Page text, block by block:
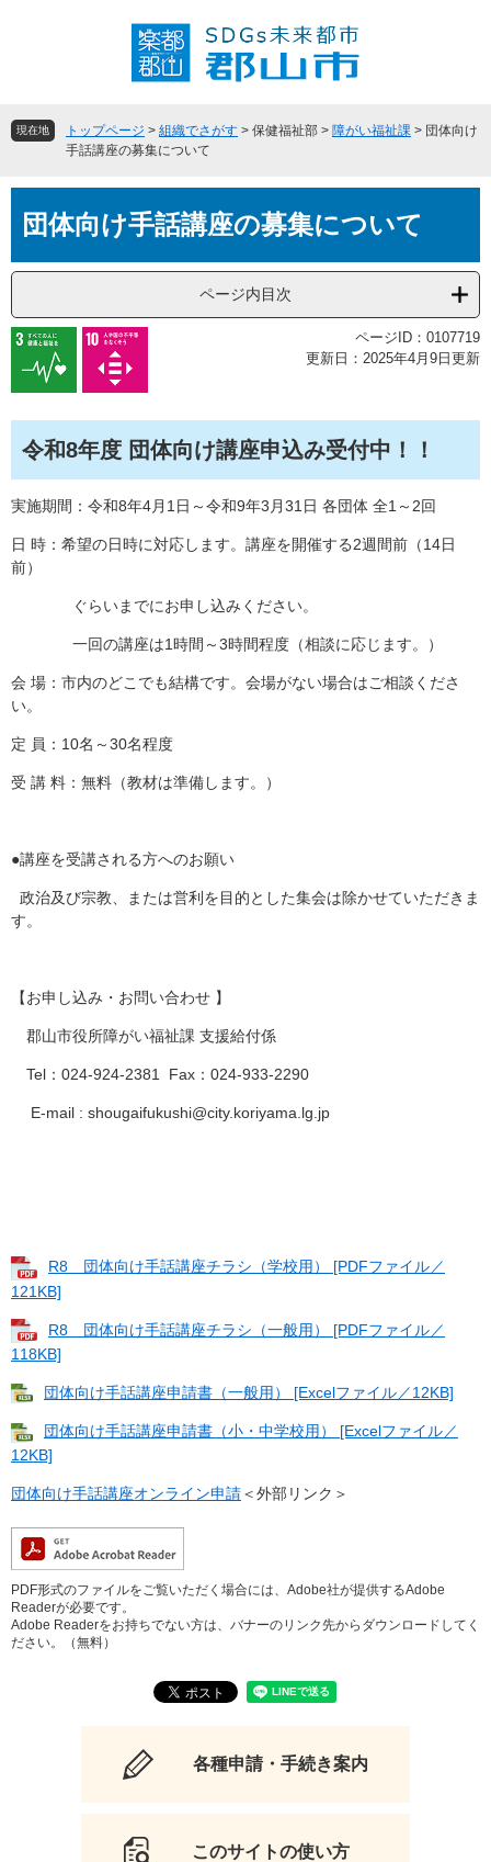
頭
飛
へ
現在地 トップページ > 組織でさがす > 保健福祉部 > 障がい福祉課 > 団体向け
手話講座の募集について
団体向け手話講座の募集について
ページ内目次
ページID：0107719
更新日：2025年4月9日更新
令和8年度 団体向け講座申込み受付中！！
実施期間：令和8年4月1日～令和9年3月31日 各団体 全1～2回
日 時：希望の日時に対応します。講座を開催する2週間前（14日
前）
ぐらいまでにお申し込みください。
一回の講座は1時間～3時間程度（相談に応じます。）
会 場：市内のどこでも結構です。会場がない場合はご相談くださ
い。
定 員：10名～30名程度
受 講 料：無料（教材は準備します。）
●講座を受講される方へのお願い
政治及び宗教、または営利を目的とした集会は除かせていただきま
す。
【お申し込み・お問い合わせ 】
郡山市役所障がい福祉課 支援給付係
Tel：024-924-2381 Fax：024-933-2290
E-mail : shougaifukushi@city.koriyama.lg.jp
R8 団体向け手話講座チラシ（学校用） [PDFファイル／
121KB]
R8 団体向け手話講座チラシ（一般用） [PDFファイル／
118KB]
団体向け手話講座申請書（一般用） [Excelファイル／12KB]
団体向け手話講座申請書（小・中学校用） [Excelファイル／
12KB]
団体向け手話講座オンライン申請＜外部リンク＞
PDF形式のファイルをご覧いただく場合には、Adobe社が提供するAdobe
Readerが必要です。
Adobe Readerをお持ちでない方は、バナーのリンク先からダウンロードしてく
ださい。（無料）
各種申請・手続き案内
このサイトの使い方